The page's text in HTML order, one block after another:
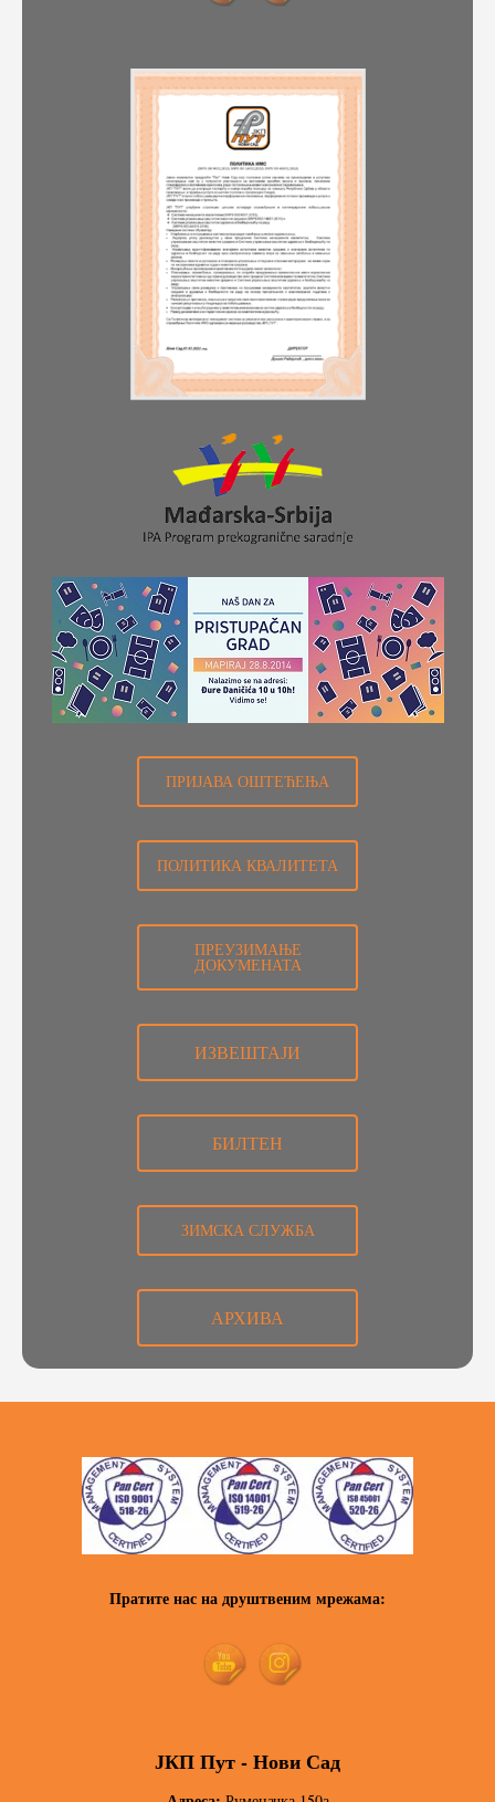
ПРИЈАВА ОШТЕЋЕЊА
ПОЛИТИКА КВАЛИТЕТА
ПРЕУЗИМАЊЕ
ДОКУМЕНАТА
ИЗВЕШТАЈИ
БИЛТЕН
ЗИМСКА СЛУЖБА
АРХИВА
Пратите нас на друштвеним мрежама:
ЈКП Пут - Нови Сад